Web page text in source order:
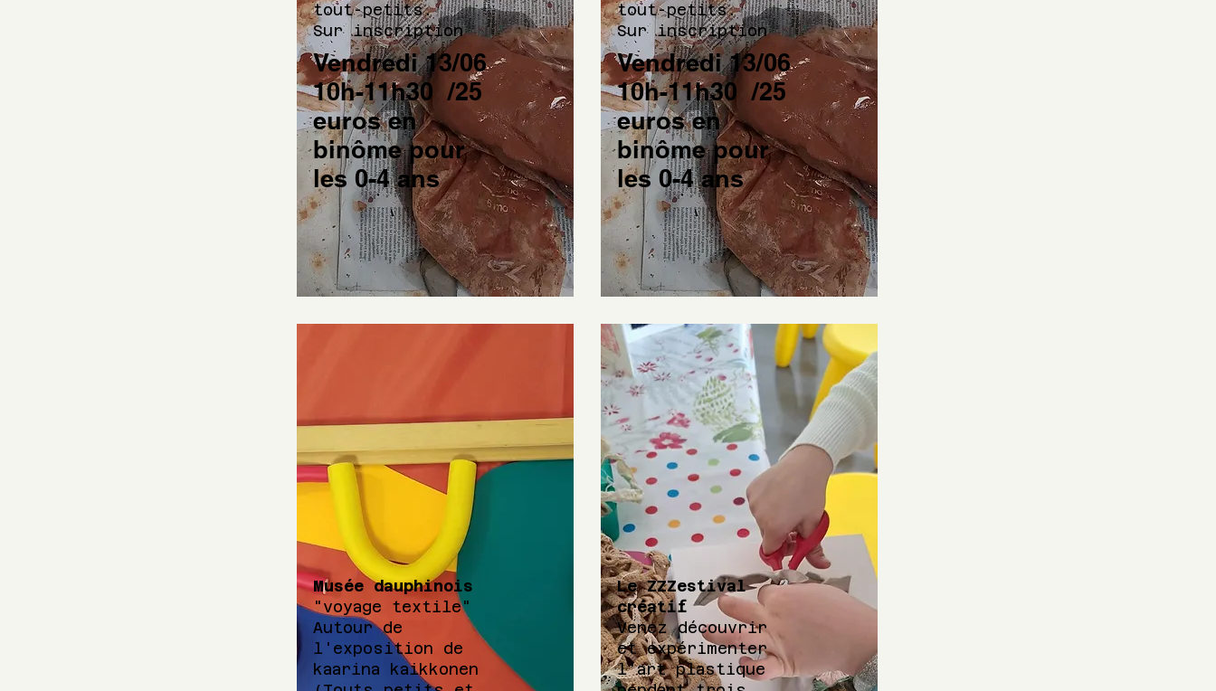
tout-petits.
Sur inscription
Vendredi 13/06
10h-11h30 /25
euros en
binôme pour
les 0-4 ans
Musée dauphinois
"voyage textile"
Autour de
l'exposition de
kaarina kaikkonen
tout-petits.
Sur inscription
Vendredi 13/06
10h-11h30 /25
euros en
binôme pour
les 0-4 ans
Le ZZZestival
créatif
Venez découvrir
et expérimenter
l'art plastique